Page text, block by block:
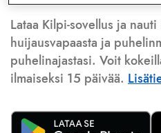
Lataa Kilpi-sovellus ja
huijausvapaasta ja
puhelinajastasi. Voit
ilmaiseksi 15 päivää.